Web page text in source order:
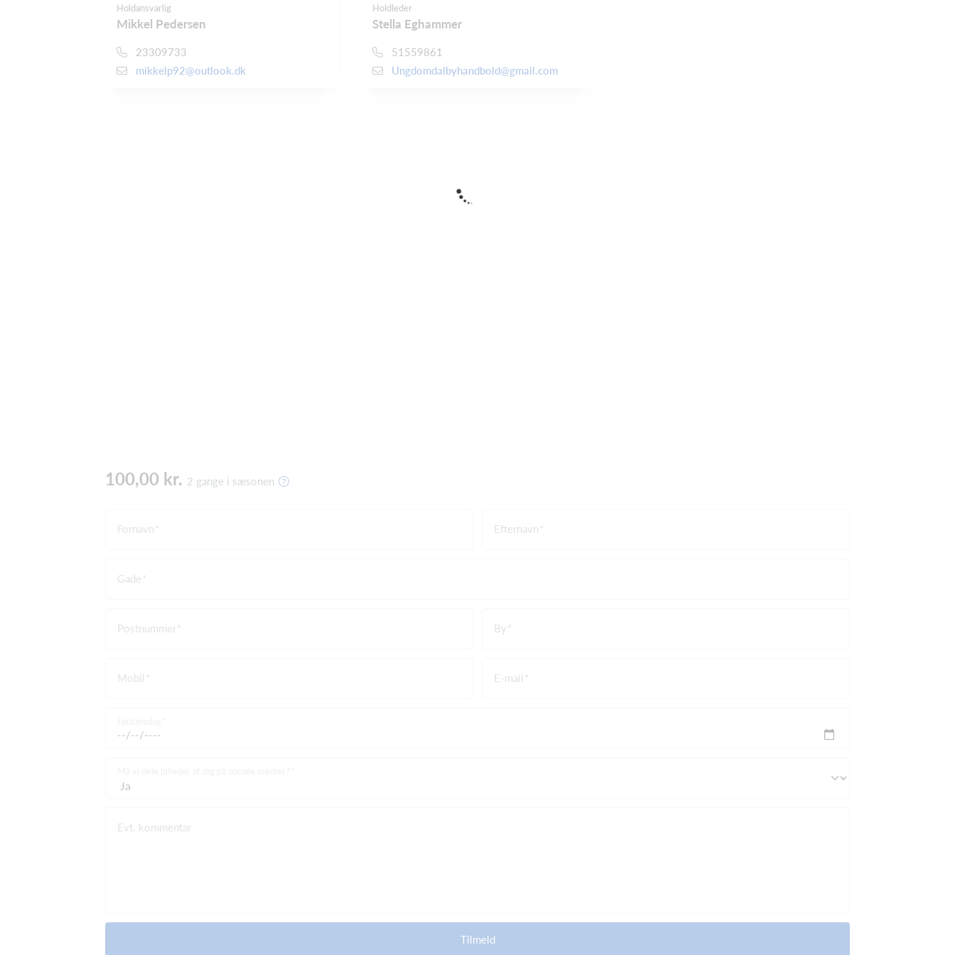
Holdansvarlig
Mikkel Pedersen
23309733
mikkelp92@outlook.dk
Holdleder
Stella Eghammer
51559861
Ungdomdalbyhandbold@gmail.com
100,00 kr. 2 gange i sæsonen
Fornavn Efternavn
Gade
Postnummer By
Mobil E-mail
Evt. kommentar
Tilmeld